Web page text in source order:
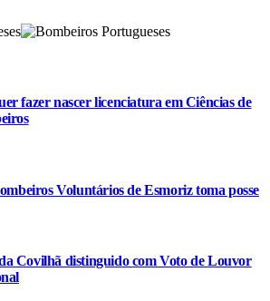
fazer nascer licenciatura em Ciências de
Voluntários de Esmoriz toma posse
Covilhã distinguido com Voto de Louvor